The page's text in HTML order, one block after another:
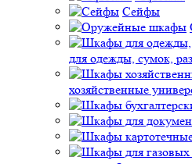
Сейфы
для одежды, сумок,
хозяйственные